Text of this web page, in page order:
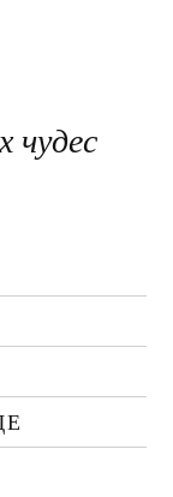
чудес